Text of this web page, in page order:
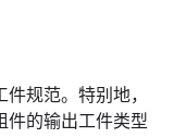
规范。特别地，
件的输出工件类型